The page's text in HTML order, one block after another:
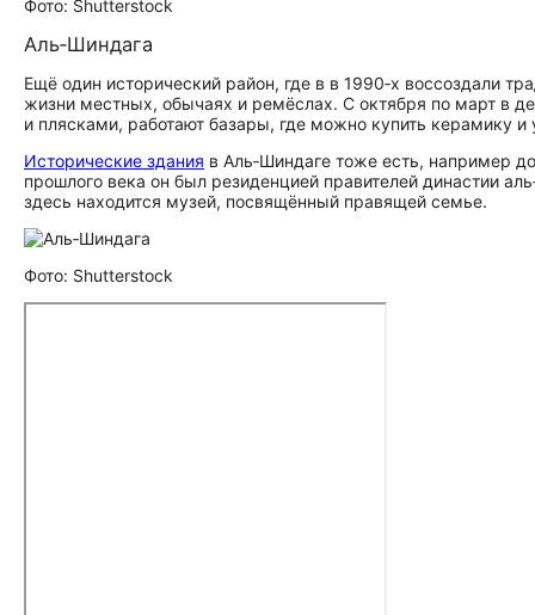
Фото: Shutterstock
Аль‑Шиндага
Ещё один исторический район, где в в 1990‑х воссоздали
жизни местных, обычаях и ремёслах. С октября по март в
и плясками, работают базары, где можно купить керамику
Исторические здания в Аль‑Шиндаге тоже есть, например
прошлого века он был резиденцией правителей династии
здесь находится музей, посвящённый правящей семье.
Фото: Shutterstock